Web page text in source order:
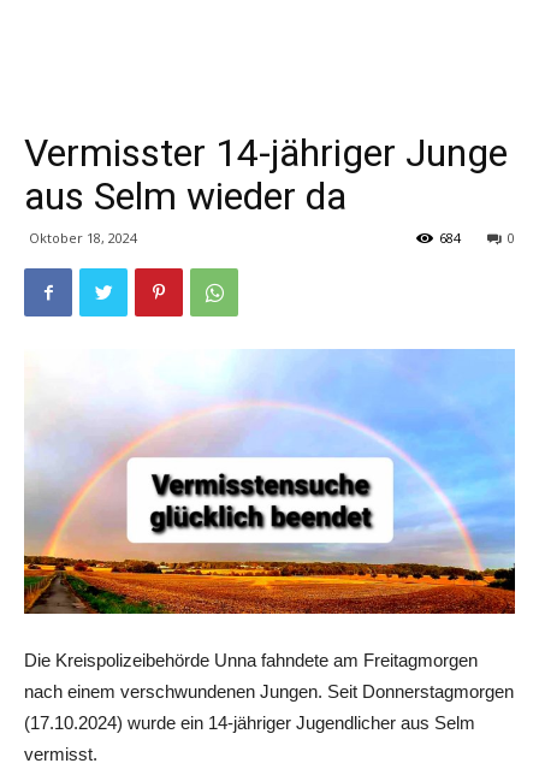
Vermisster 14-jähriger Junge
aus Selm wieder da
Oktober 18, 2024 0
684
Die Kreispolizeibehörde Unna fahndete am Freitagmorgen
nach einem verschwundenen Jungen. Seit Donnerstagmorgen
(17.10.2024) wurde ein 14-jähriger Jugendlicher aus Selm
vermisst.